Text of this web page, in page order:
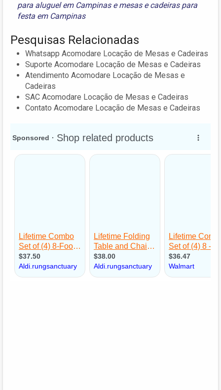
para aluguel em Campinasemesas e cadeiras para
festa em Campinas
Pesquisas Relacionadas
Whatsapp Acomodare Locação de Mesas e Cadeiras
Suporte Acomodare Locação de Mesas e Cadeiras
Atendimento Acomodare Locação de Mesas e
Cadeiras
SAC Acomodare Locação de Mesas e Cadeiras
Contato Acomodare Locação de Mesas e Cadeiras